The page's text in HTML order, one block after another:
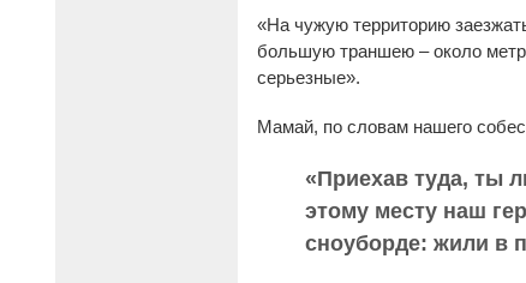
«На чужую территорию
большую траншею – около
серьезные».
Мамай, по словам нашего
«Приехав туда, ты
этому месту наш
сноуборде: жили в